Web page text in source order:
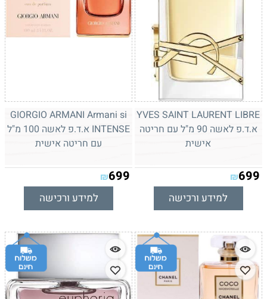
YVES SAINT LAURENT LIBRE
א.ד.פ לאשה 90 מ"ל עם חריטה
אישית
₪699
למידע ורכישה
GIORGIO ARMANI Armani si
INTENSE א.ד.פ לאשה 100 מ"ל
עם חריטה אישית
₪699
למידע ורכישה